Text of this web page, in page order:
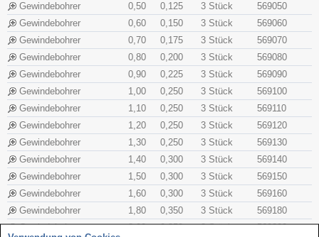
Gewindebohrer
0,50 0,125 3 Stück
569050
Gewindebohrer
0,60 0,150 3 Stück
569060
Gewindebohrer
0,70 0,175 3 Stück
569070
Gewindebohrer
0,80 0,200 3 Stück
569080
Gewindebohrer
0,90 0,225 3 Stück
569090
Gewindebohrer
1,00 0,250 3 Stück
569100
Gewindebohrer
1,10 0,250 3 Stück
569110
Gewindebohrer
1,20 0,250 3 Stück
569120
Gewindebohrer
1,30 0,250 3 Stück
569130
Gewindebohrer
1,40 0,300 3 Stück
569140
Gewindebohrer
1,50 0,300 3 Stück
569150
Gewindebohrer
1,60 0,300 3 Stück
569160
Gewindebohrer
1,80 0,350 3 Stück
569180
Gewindebohrer
2,00 0,350 3 Stück 569200